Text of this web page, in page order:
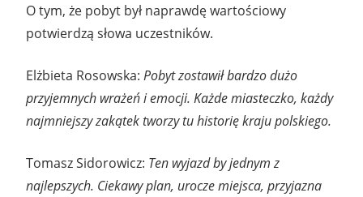
O tym, że pobyt był naprawdę wartościowy
potwierdzą słowa uczestników.
Elżbieta Rosowska: Pobyt zostawił bardzo dużo
przyjemnych wrażeń i emocji. Każde miasteczko, każdy
najmniejszy zakątek tworzy tu historię kraju polskiego.
Tomasz Sidorowicz: Ten wyjazd by jednym z
najlepszych. Ciekawy plan, urocze miejsca, przyjazna